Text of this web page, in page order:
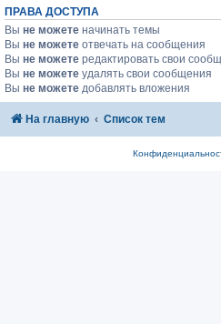
ПРАВА ДОСТУПА
Вы не можете начинать темы
Вы не можете отвечать на сообщения
Вы не можете редактировать свои
Вы не можете удалять свои сообщения
Вы не можете добавлять вложения
На главную Список тем